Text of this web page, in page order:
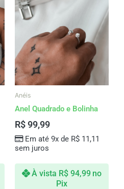
Anéis
Anel Quadrado e Bolinha
R$99,99
Em até 9x de R$11,11
sem juros
À vista R$94,99 no
Pix